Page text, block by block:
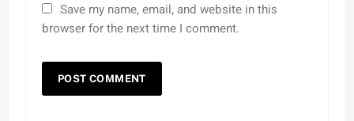
Save my name, email, and website in this
browser for the next time I comment.